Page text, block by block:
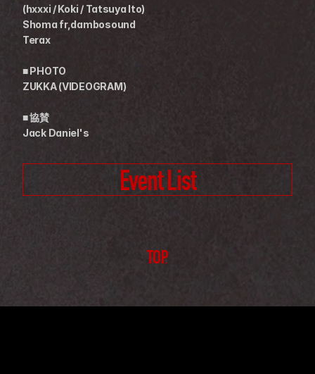
(hxxxi / Koki / Tatsuya Ito)
Shoma fr,dambosound
Terax
■ PHOTO
ZUKKA (VIDEOGRAM)
■ 協賛
Jack Daniel's
Event List
TOP